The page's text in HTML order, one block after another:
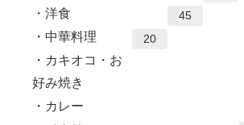
洋食 45
中華料理 20
カキオコ・お
好み焼き
カレー